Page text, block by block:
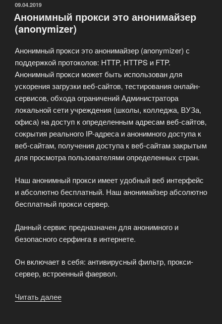
для
чего
нужен?»
ОПУБЛИКОВАНО
09.04.2019
Анонимный прокси это анонимайзер
(anonymizer)
Анонимный прокси это анонимайзер (anonymizer) с
поддержкой протоколов: HTTP, HTTPS и FTP.
Анонимный прокси может быть использован для
ускорения загрузки веб-сайтов, тестирования онлайн-
сервисов, обхода ограничений Администратора
локальной сети учреждения (школы, колледжа, ВУЗа,
офиса) на доступ к определенным адресам веб-сайтов,
сокрытия реального IP-адреса и анонимного доступа к
веб-сайтам, получения доступа к веб-сайтам закрытым
для просмотра пользователями определенных стран.
Наш анонимный прокси имеет удобный веб интерфейс
и абсолютно бесплатный. Наш анонимайзер абсолютно
бесплатный прокси сервер.
Данный сервис предназначен для анонимного и
безопасного серфинга в интернете.
Он включает в себя: антивирусный фильтр, прокси-
сервер, встроенный фаервол.
Читать далее